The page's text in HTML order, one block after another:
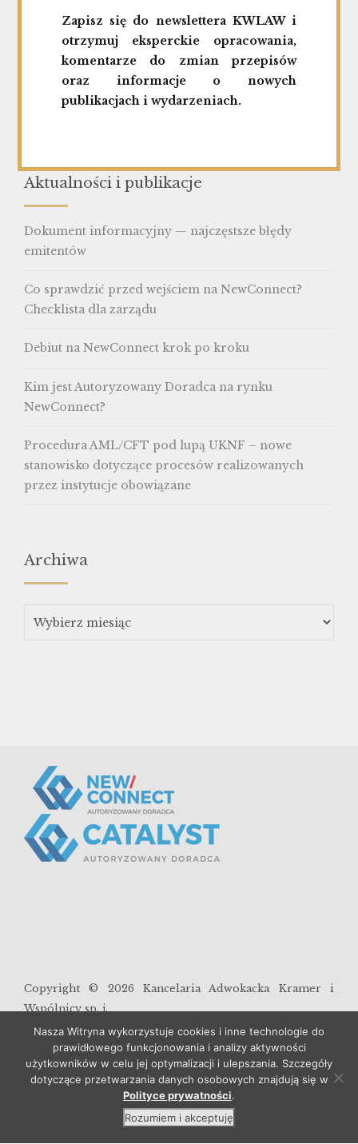
Wprowadzenie kolejnych serii akcji spółki
Kancelaria Medius S.A.
Zmiany w raportowaniu okresowym na
Aktualności i publikacje
Dokument informacyjny — najczęstsze błędy
emitentów
Co sprawdzić przed wejściem na NewConnect?
Checklista dla zarządu
Debiut na NewConnect krok po kroku
Kim jest Autoryzowany Doradca na rynku
NewConnect?
Procedura AML/CFT pod lupą UKNF – nowe
stanowisko dotyczące procesów realizowanych
przez instytucje obowiązane
Archiwa
Copyright © 2026 Kancelaria Adwokacka Kramer i
Wspólnicy sp. j.
Polityka prywatności
Zapisz się do newslettera KWLAW i
otrzymuj eksperckie opracowania,
komentarze do zmian przepisów
oraz informacje o nowych
publikacjach i wydarzeniach.
Nasza Witryna wykorzystuje cookies i inne technologie do
prawidłowego funkcjonowania i analizy aktywności
użytkowników w celu jej optymalizacji i ulepszania. Szczegóły
dotyczące przetwarzania danych osobowych znajdują się w
Polityce prywatności.
Rozumiem i akceptuję